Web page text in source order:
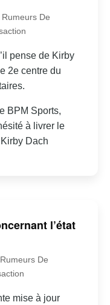
Rumeurs De
pense de Kirby
2e centre du
BPM Sports,
à livrer le
Dach
l’état
De
mise à jour